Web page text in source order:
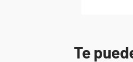
Te